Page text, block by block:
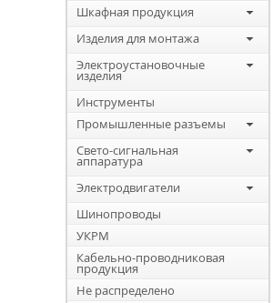
Шкафная продукция
Изделия для монтажа
Электроустановочные
изделия
Инструменты
Промышленные разъемы
Свето-сигнальная
аппаратура
Электродвигатели
Шинопроводы
УКРМ
Кабельно-проводниковая
продукция
Не распределено